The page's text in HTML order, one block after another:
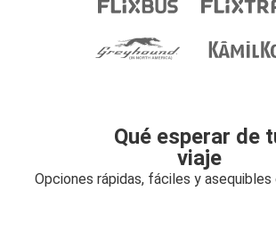
Qué esperar de
viaje
Opciones rápidas, fáciles y